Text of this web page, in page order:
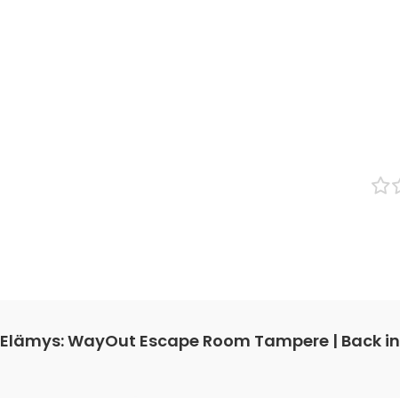
Elämys: WayOut Escape Room Tampere | Back in